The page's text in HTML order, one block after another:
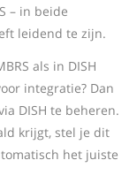
– in beide
leidend te zijn.
als in DISH
integratie? Dan
DISH te beheren.
krijgt, stel je dit
het juiste